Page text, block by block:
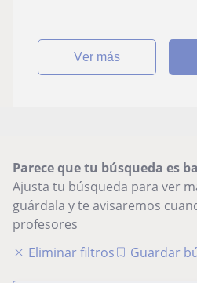
ver más
Parece que tu búsqueda es
Ajusta tu búsqueda para ver
guárdala y te avisaremos
profesores
Eliminar filtros
Guardar